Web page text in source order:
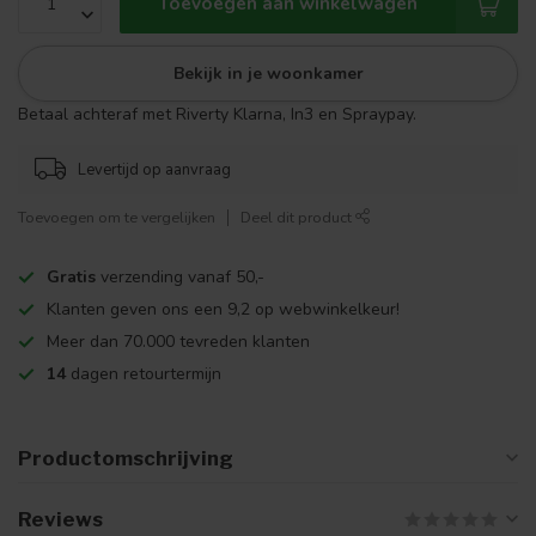
Bekijk in je woonkamer
Betaal achteraf met Riverty Klarna, In3 en Spraypay.
Levertijd op aanvraag
Toevoegen om te vergelijken Deel dit product
Gratis verzending vanaf 50,-
Klanten geven ons een 9,2 op webwinkelkeur!
Meer dan 70.000 tevreden klanten
14 dagen retourtermijn
Productomschrijving
Reviews